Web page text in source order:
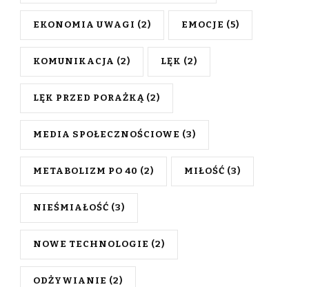
EKONOMIA UWAGI (2) EMOCJE (5)
KOMUNIKACJA (2) LĘK (2)
LĘK PRZED PORAŻKĄ (2)
MEDIA SPOŁECZNOŚCIOWE (3)
METABOLIZM PO 40 (2) MIŁOŚĆ (3)
NIEŚMIAŁOŚĆ (3)
NOWE TECHNOLOGIE (2)
ODŻYWIANIE (2)